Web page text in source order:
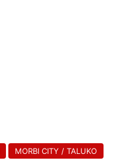
MORBI CITY / TALUKO